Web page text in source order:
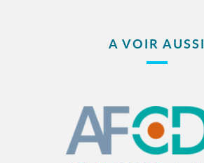
A VOIR AUSSI